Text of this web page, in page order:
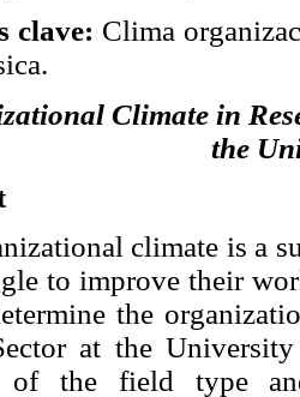
clave: Clima
Climate in
the
climate is a
to improve their
the
at the
of the field type